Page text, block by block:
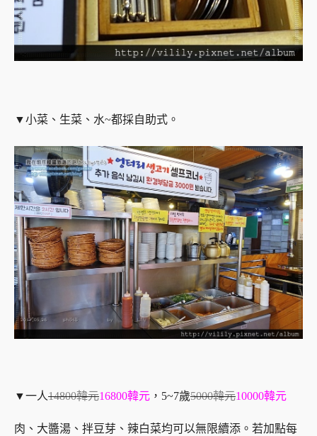
▼小菜、生菜、水~都採自助式。
▼一人14800韓元16800韓元 ，5~7歲5000韓元10000韓元
肉、大醬湯、拌豆芽、辣白菜均可以無限續添。若加點每